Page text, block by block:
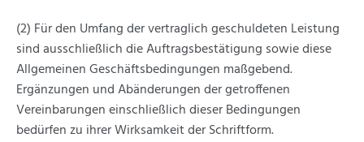
(2) Für den Umfang der vertraglich geschuldeten Leistung
sind ausschließlich die Auftragsbestätigung sowie diese
Allgemeinen Geschäftsbedingungen maßgebend.
Ergänzungen und Abänderungen der getroffenen
Vereinbarungen einschließlich dieser Bedingungen
bedürfen zu ihrer Wirksamkeit der Schriftform.